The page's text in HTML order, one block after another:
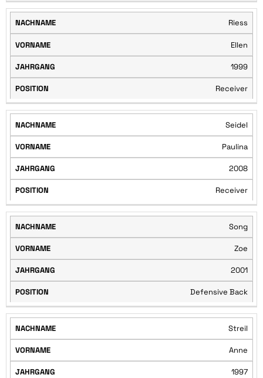
Riess
Ellen
1999
Receiver
Seidel
Paulina
2008
Receiver
Song
Zoe
2001
Defensive Back
Streil
Anne
1997